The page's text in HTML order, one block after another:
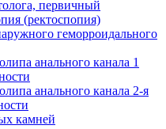
первичный
(ректоспопия)
геморроидального
анального канала 1
анального канала 2-я
камней